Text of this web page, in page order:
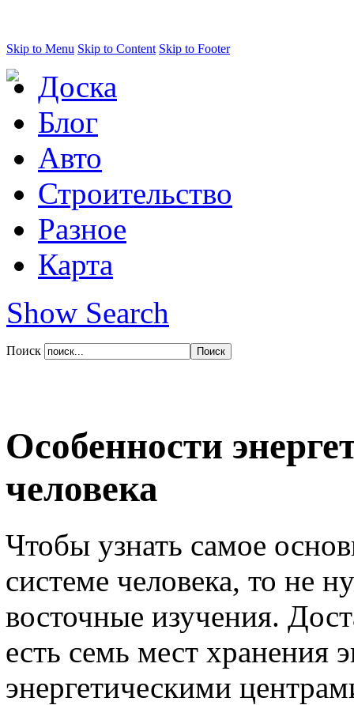
Skip to Menu Skip to Content Skip to Footer
Доска
Блог
Авто
Строительство
Разное
Карта
Show Search
Поиск
Особенности
человека
Чтобы узнать самое
системе человека, то не
восточные изучения.
есть семь мест хранения
энергетическими